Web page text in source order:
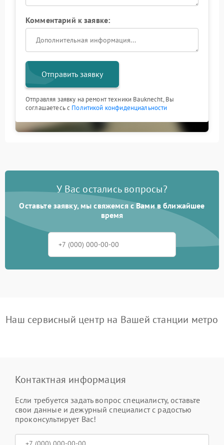
Комментарий к заявке:
Отправить заявку
Отправляя заявку на ремонт техники Bauknecht, Вы
соглашаетесь с Политикой конфиденциальности
У Вас остались вопросы?
Оставьте заявку, мы свяжемся с Вами в ближайшее
время
Наш сервисный центр на Вашей станции метро
Контактная информация
Если требуется задать вопрос специалисту, оставьте
свои данные и дежурный специалист с радостью
проконсультирует Вас!